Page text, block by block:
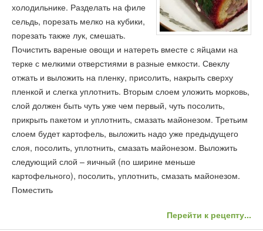
холодильнике. Разделать на филе
сельдь, порезать мелко на кубики,
порезать также лук, смешать.
Почистить вареные овощи и натереть вместе с яйцами на
терке с мелкими отверстиями в разные емкости. Свеклу
отжать и выложить на пленку, присолить, накрыть сверху
пленкой и слегка уплотнить. Вторым слоем уложить морковь,
слой должен быть чуть уже чем первый, чуть посолить,
прикрыть пакетом и уплотнить, смазать майонезом. Третьим
слоем будет картофель, выложить надо уже предыдущего
слоя, посолить, уплотнить, смазать майонезом. Выложить
следующий слой – яичный (по ширине меньше
картофельного), посолить, уплотнить, смазать майонезом.
Поместить
Перейти к рецепту...